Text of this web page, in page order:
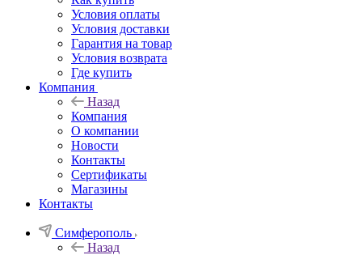
Условия оплаты
Условия доставки
Гарантия на товар
Условия возврата
Где купить
Компания
Назад
Компания
О компании
Новости
Контакты
Сертификаты
Магазины
Контакты
Симферополь
Назад